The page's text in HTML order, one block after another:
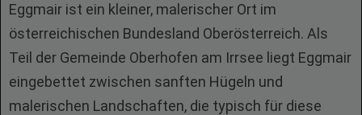
Eggmair ist ein kleiner, malerischer Ort im
österreichischen Bundesland Oberösterreich. Als
Teil der Gemeinde Oberhofen am Irrsee liegt Eggmair
eingebettet zwischen sanften Hügeln und
malerischen Landschaften, die typisch für diese